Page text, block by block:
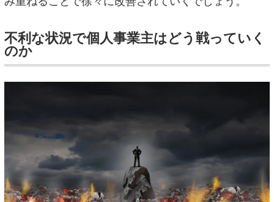
不利な状況で個人事業主はどう戦っていく
のか